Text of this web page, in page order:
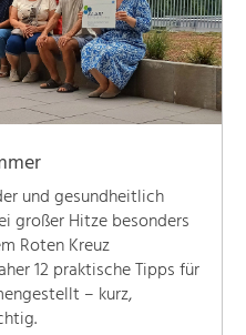
und gesundheitlich
großer Hitze besonders
Roten Kreuz
12 praktische Tipps für
– kurz,